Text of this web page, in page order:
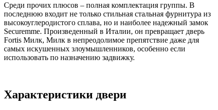
Среди прочих плюсов – полная комплектация группы. В
последнюю входит не только стильная стальная фурнитура из
высокоуглеродистого сплава, но и наиболее надежный замок
Securemme. Произведенный в Италии, он превращает дверь
Fortis Милк, Милк в непреодолимое препятствие даже для
самых искушенных злоумышленников, особенно если
использовать по назначению задвижку.
Характеристики двери